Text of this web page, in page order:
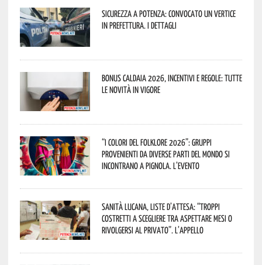
Sicurezza a Potenza: convocato un vertice
in Prefettura. I dettagli
Bonus caldaia 2026, incentivi e regole: tutte
le novità in vigore
“I Colori del Folklore 2026”: gruppi
provenienti da diverse parti del mondo si
incontrano a Pignola. L’evento
Sanità lucana, liste d’attesa: “Troppi
costretti a scegliere tra aspettare mesi o
rivolgersi al privato”. L’appello